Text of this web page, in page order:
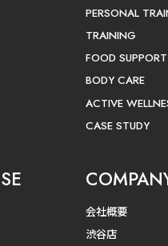
PERSONAL
TRAINING
FOOD SUPPORT
BODY CARE
ACTIVE
CASE STUDY
会社概要
渋谷店